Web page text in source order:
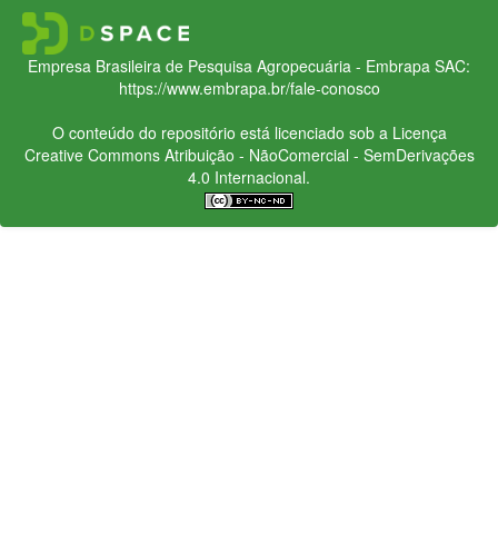
Empresa Brasileira de Pesquisa Agropecuária - Embrapa SAC:
https://www.embrapa.br/fale-conosco
O conteúdo do repositório está licenciado sob a Licença
Creative CommonsAtribuição - NãoComercial - SemDerivações
4.0 Internacional.